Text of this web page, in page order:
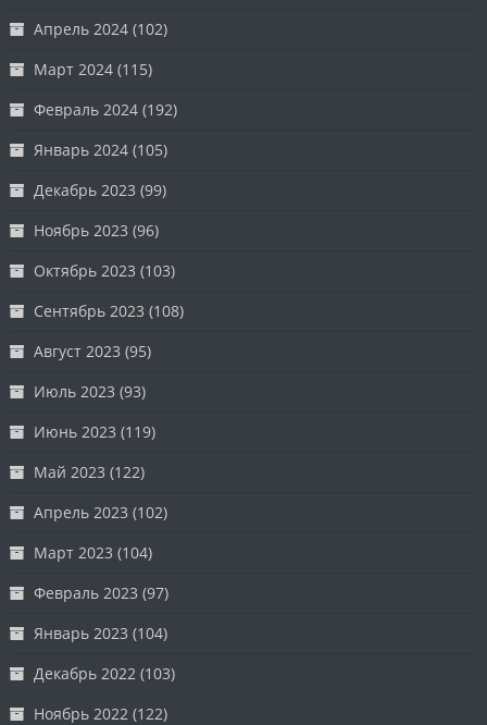
Апрель 2024 (102)
Март 2024 (115)
Февраль 2024 (192)
Январь 2024 (105)
Декабрь 2023 (99)
Ноябрь 2023 (96)
Октябрь 2023 (103)
Сентябрь 2023 (108)
Август 2023 (95)
Июль 2023 (93)
Июнь 2023 (119)
Май 2023 (122)
Апрель 2023 (102)
Март 2023 (104)
Февраль 2023 (97)
Январь 2023 (104)
Декабрь 2022 (103)
Ноябрь 2022 (122)